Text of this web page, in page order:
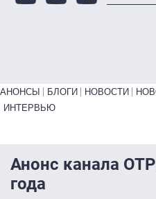
Primary links bottom
АНОНСЫ БЛОГИ НОВОСТИ
ИНТЕРВЬЮ
Анонс канала
года